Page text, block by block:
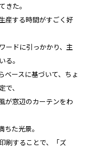
きた。
産する時間がすごく好
ードに引っかかり、主
る。
ベースに基づいて、ちょ
、
が窓辺のカーテンをわ
た光景。
刷することで、「ズ